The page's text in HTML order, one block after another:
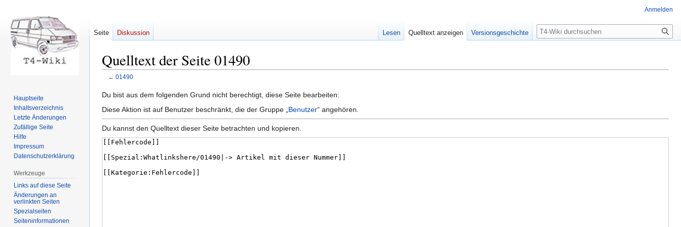
Quelltext der Seite 01490
← 01490
Zur
Navigation
Zur
Suche
Du bist aus dem folgenden Grund nicht berechtigt, diese Seite bearbeiten:
Diese Aktion ist auf Benutzer beschränkt, die der Gruppe „ Benutzer“ angehören.
Du kannst den Quelltext dieser Seite betrachten und kopieren.
Anmelden
Seite Diskussion Lesen Quelltext anzeigen Versionsgeschichte Suche
Hauptseite
Inhaltsverzeichnis
Letzte Änderungen
Zufällige Seite
Hilfe
Impressum
Datenschutzerklärung
Werkzeuge
Links auf diese Seite
Änderungen an
verlinkten Seiten
Spezialseiten
Seiten­informationen